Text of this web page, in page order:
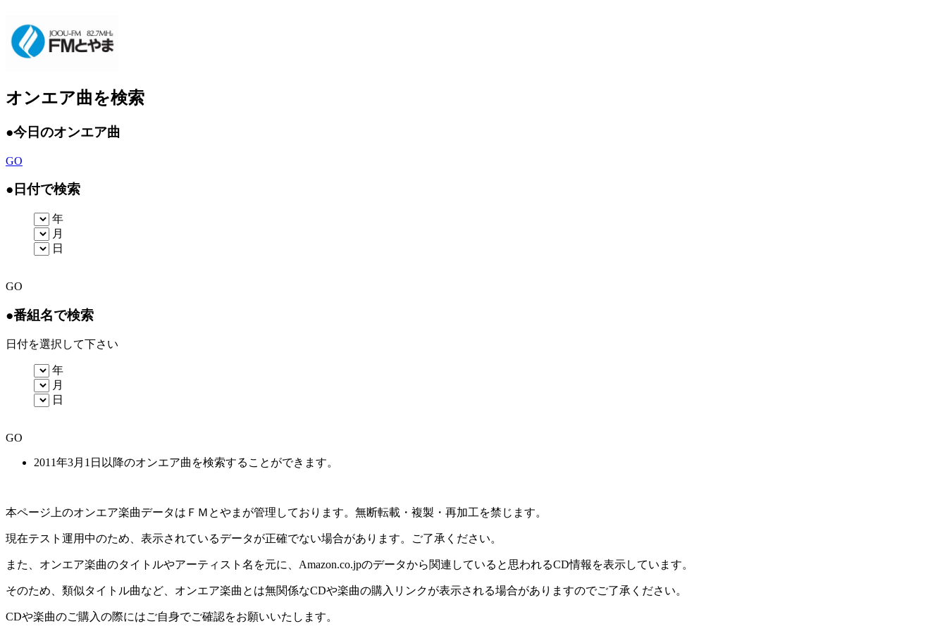
オンエア曲を検索
●今日のオンエア曲
GO
● 日付で検索
年
月
日
GO
●番組名で検索
日付を選択して下さい
年
月
日
GO
2011年3月1日以降のオンエア曲を検索することができます。
本ページ上のオンエア楽曲データはＦＭとやまが管理しております。無断転載・複製・再加工を禁じます。
現在テスト運用中のため、表示されているデータが正確でない場合があります。ご了承ください。
また、オンエア楽曲のタイトルやアーティスト名を元に、Amazon.co.jpのデータから関連していると思われるCD情報を表示しています。
そのため、類似タイトル曲など、オンエア楽曲とは無関係なCDや楽曲の購入リンクが表示される場合がありますのでご了承ください。
CDや楽曲のご購入の際にはご自身でご確認をお願いいたします。